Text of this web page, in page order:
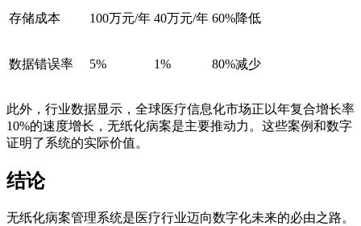
存储成本 100万元/年 40万元/年 60%降低
数据错误率 5% 1% 80%减少
此外，行业数据显示，全球医疗信息化市场正以年复合增长率
10%的速度增长，无纸化病案是主要推动力。这些案例和数字
证明了系统的实际价值。
结论
无纸化病案管理系统是医疗行业迈向数字化未来的必由之路。